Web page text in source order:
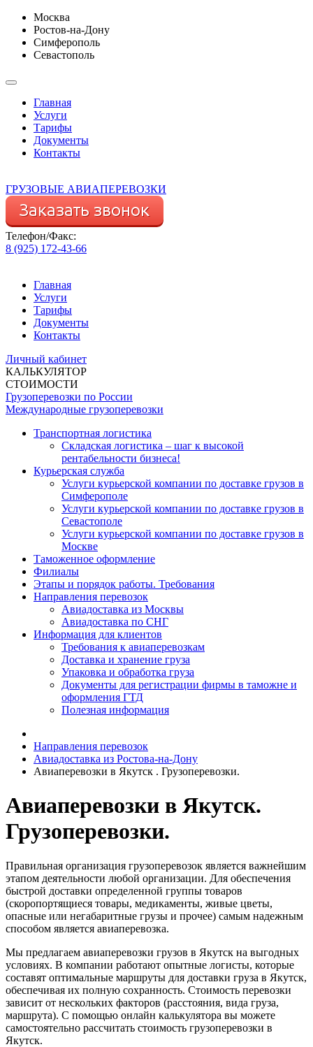
Москва
Ростов-на-Дону
Симферополь
Севастополь
Главная
Услуги
Тарифы
Документы
Контакты
ГРУЗОВЫЕ АВИАПЕРЕВОЗКИ
Телефон/Факс:
8 (925) 172-43-66
Главная
Услуги
Тарифы
Документы
Контакты
Личный кабинет
КАЛЬКУЛЯТОР
СТОИМОСТИ
Грузоперевозки по России
Международные грузоперевозки
Транспортная логистика
Складская логистика – шаг к высокой
рентабельности бизнеса!
Курьерская служба
Услуги курьерской компании по доставке грузов в
Симферополе
Услуги курьерской компании по доставке грузов в
Севастополе
Услуги курьерской компании по доставке грузов в
Москве
Таможенное оформление
Филиалы
Этапы и порядок работы. Требования
Направления перевозок
Авиадоставка из Москвы
Авиадоставка по СНГ
Информация для клиентов
Требования к авиаперевозкам
Доставка и хранение груза
Упаковка и обработка груза
Документы для регистрации фирмы в таможне и
оформления ГТД
Полезная информация
Направления перевозок
Авиадоставка из Ростова-на-Дону
Авиаперевозки в Якутск . Грузоперевозки.
Авиаперевозки в Якутск.
Грузоперевозки.
Правильная организация грузоперевозок является важнейшим
этапом деятельности любой организации. Для обеспечения
быстрой доставки определенной группы товаров
(скоропортящиеся товары, медикаменты, живые цветы,
опасные или негабаритные грузы и прочее) самым надежным
способом является авиаперевозка.
Мы предлагаем авиаперевозки грузов в Якутск на выгодных
условиях. В компании работают опытные логисты, которые
составят оптимальные маршруты для доставки груза в Якутск,
обеспечивая их полную сохранность. Стоимость перевозки
зависит от нескольких факторов (расстояния, вида груза,
маршрута). С помощью онлайн калькулятора вы можете
самостоятельно рассчитать стоимость грузоперевозки в
Якутск.